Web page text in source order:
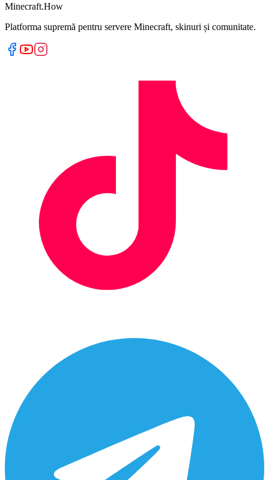
Minecraft.How
Platforma supremă pentru servere Minecraft, skinuri și comunitate.